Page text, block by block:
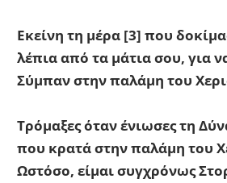
Εκείνη τη μέρα [3] που
λέπια από τα μάτια σου, για
Σύμπαν στην παλάμη του
Τρόμαξες όταν ένιωσες τη
που κρατά στην παλάμη του
Ωστόσο, είμαι συγχρόνως